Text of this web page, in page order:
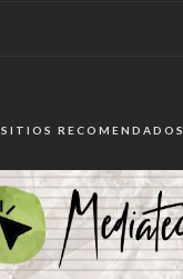
SITIOS RECOMENDADOS